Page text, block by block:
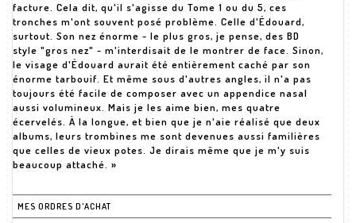
facture. Cela dit, qu'il s'agisse du Tome 1 ou du 5, ces
tronches m'ont souvent posé problème. Celle d'Édouard,
surtout. Son nez énorme - le plus gros, je pense, des BD
style "gros nez" - m'interdisait de le montrer de face. Sinon,
le visage d'Édouard aurait été entièrement caché par son
énorme tarbouif. Et même sous d'autres angles, il n'a pas
toujours été facile de composer avec un appendice nasal
aussi volumineux. Mais je les aime bien, mes quatre
écervelés. À la longue, et bien que je n'aie réalisé que deux
albums, leurs trombines me sont devenues aussi familières
que celles de vieux potes. Je dirais même que je m'y suis
beaucoup attaché. »
MES ORDRES D'ACHAT